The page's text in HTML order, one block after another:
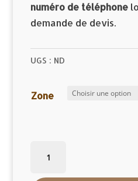
numéro de téléphone
demande de devis.
UGS : ND
Zone